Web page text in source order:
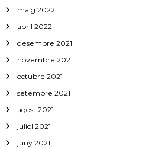
maig 2022
abril 2022
desembre 2021
novembre 2021
octubre 2021
setembre 2021
agost 2021
juliol 2021
juny 2021